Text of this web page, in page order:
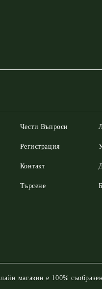
Чести Въпроси
Регистрация
Контакт
Търсене
магазин е 100%